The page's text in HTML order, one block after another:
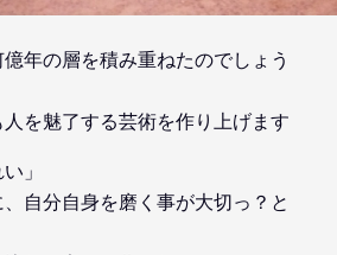
年の層を積み重ねたのでしょう
を魅了する芸術を作り上げます
」
自分自身を磨く事が大切っ？と